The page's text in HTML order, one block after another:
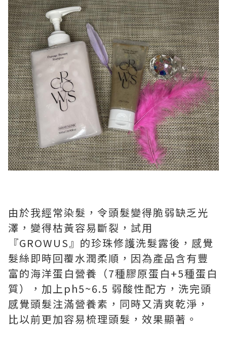
由於我經常染髮，令頭髮變得脆弱缺乏光
澤，變得枯黃容易斷裂，試用
『GROWUS』的珍珠修護洗髮露後，感覺
髮絲即時回覆水潤柔順，因為產品含有豐
富的海洋蛋白營養（7種膠原蛋白+5種蛋白
質），加上ph5~6.5 弱酸性配方，洗完頭
感覺頭髮注滿營養素，同時又清爽乾淨，
比以前更加容易梳理頭髮，效果顯著。